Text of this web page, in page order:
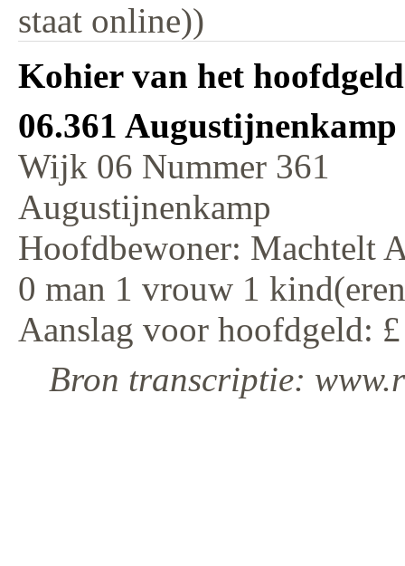
staat online))
Kohier van het
06.361
Wijk 06 Nummer 361
Augustijnenkamp
Hoofdbewoner: Machtelt
0 man 1 vrouw 1
Aanslag voor hoofdgeld:
Bron transcriptie: